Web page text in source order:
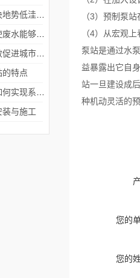
（3）预制泵
（4）从宏观
泵站是通过水
益暴露出它自
站一旦建设成
种机动灵活的
您的
您的
的特点
与施工